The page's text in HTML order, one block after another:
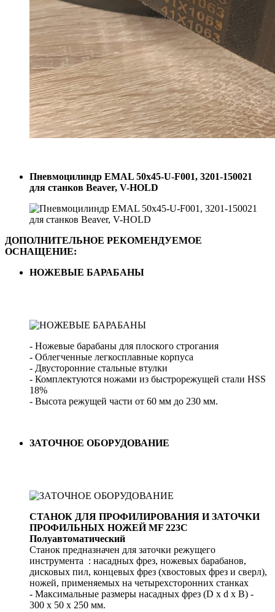
Пневмоцилиндр EMAL 50x45-U-F001, 3201-150021
для станков Beaver, V-HOLD
ДОПОЛНИТЕЛЬНОЕ РЕКОМЕНДУЕМОЕ
ОСНАЩЕНИЕ:
НОЖЕВЫЕ БАРАБАНЫ
- Ножевые барабаны для плоского строгания
- Облегченные легкосплавные корпуса
- Двусторонние стальные втулки
- Комплектуются ножами из быстрорежущей стали HSS
18%
- Высота режущей части от 60 мм до 230 мм.
ЗАТОЧНОЕ ОБОРУДОВАНИЕ
СТАНОК ДЛЯ ПРОФИЛИРОВАНИЯ И ЗАТОЧКИ
ПРОФИЛЬНЫХ НОЖЕЙ MF 223C
Полуавтоматический
Станок предназначен для заточки режущего
инструмента : насадных фрез, ножевых барабанов,
дисковых пил, концевых фрез (хвостовых фрез и сверл),
ножей, применяемых на четырехсторонних станках
- Максимальные размеры насадных фрез (D x d x B) -
300 х 50 х 250 мм.